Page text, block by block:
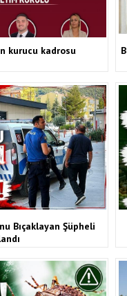
kurucu kadrosu
Bıçaklayan Şüpheli